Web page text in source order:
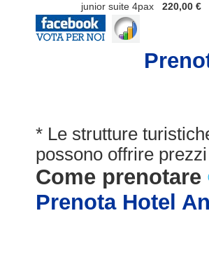
junior suite 4pax
220,00 €
* Le strutture
possono offrire
Come prenotare
Prenota Hotel